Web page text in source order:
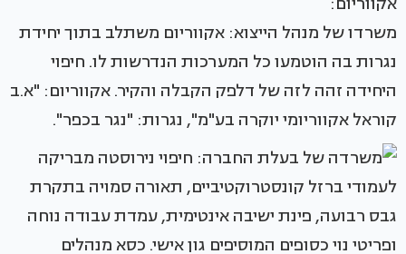
משרדו של מנהל הייצוא: אקווריום משתלב בתוך יחידת
נגרות בה הוטמעו כל המערכות הנדרשות לו. חיפוי
היחידה זהה לזה של דלפק הקבלה והקיר. אקווריום: "א.ב
קוראל אקווריומי יוקרה בע"מ", נגרות: "נגר בכפר".